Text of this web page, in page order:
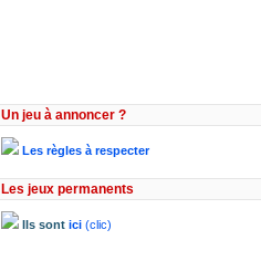
Un jeu à annoncer ?
Les règles à respecter
Les jeux permanents
Ils sont ici (clic)